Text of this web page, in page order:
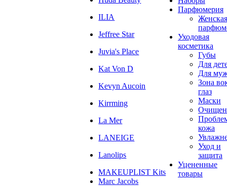
ILIA
Jeffree Star
Juvia's Place
Kat Von D
Kevyn Aucoin
Kirrming
La Mer
LANEIGE
Lanolips
MAKEUPLIST Kits
Marc Jacobs
Парфюмерия
Женская
Уходовая
косметика
Губы
Для
Для
Зона
глаз
Маски
кожа
Уход и
защита
Уцененные
товары